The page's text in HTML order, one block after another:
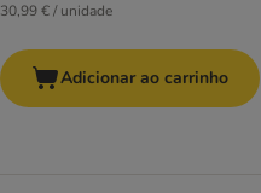
30,99 € / unidade
Adicionar ao carrinho